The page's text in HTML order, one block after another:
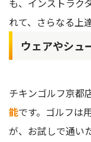
も、インストラク
れて、さらなる上
ウェアやシュ
チキンゴルフ京都
能です。ゴルフは
が、お試しで通い